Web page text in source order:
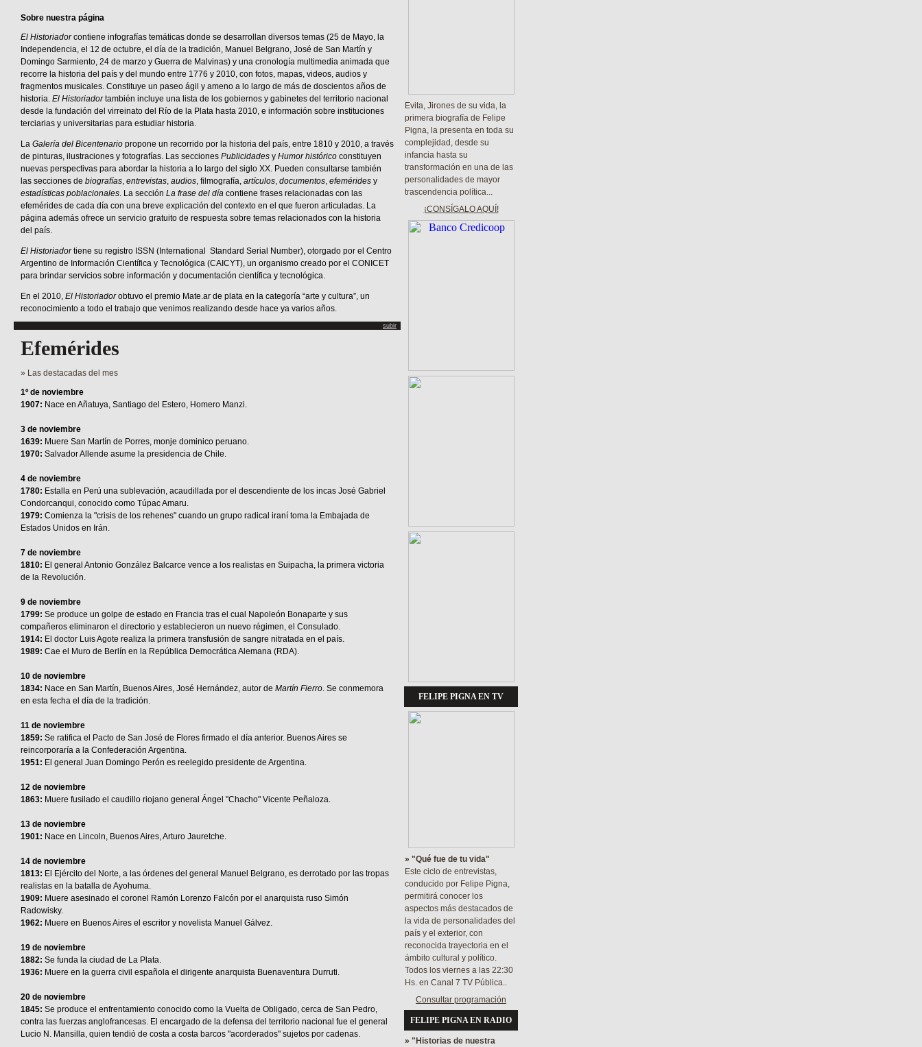
Sobre nuestra página
El Historiadorcontiene infografías temáticas donde se desarrollan diversos temas (25 de Mayo, la
Independencia, el 12 de octubre, el día de la tradición, Manuel Belgrano, José de San Martín y
Domingo Sarmiento, 24 de marzo y Guerra de Malvinas) y una cronología multimedia animada que
recorre la historia del país y del mundo entre 1776 y 2010, con fotos, mapas, videos, audios y
fragmentos musicales. Constituye un paseo ágil y ameno a lo largo de más de doscientos años de
historia. El Historiadortambién incluye una lista de los gobiernos y gabinetes del territorio nacional
desde la fundación del virreinato del Río de la Plata hasta 2010, e información sobre instituciones
terciarias y universitarias para estudiar historia.
La Galería del Bicentenario propone un recorrido por la historia del país, entre 1810 y 2010, a través
de pinturas, ilustraciones y fotografías. Las secciones Publicidades y Humor histórico constituyen
nuevas perspectivas para abordar la historia a lo largo del siglo XX. Pueden consultarse también
las secciones de biografías, entrevistas, audios, filmografía, artículos, documentos, efemérides y
estadísticas poblacionales. La sección La frase del día contiene frases relacionadas con las
efemérides de cada día con una breve explicación del contexto en el que fueron articuladas. La
página además ofrece un servicio gratuito de respuesta sobre temas relacionados con la historia
del país.
El Historiadortiene su registro ISSN (International Standard Serial Number), otorgado por el Centro
Argentino de Información Científica y Tecnológica (CAICYT), un organismo creado por el CONICET
para brindar servicios sobre información y documentación científica y tecnológica.
En el 2010, El Historiadorobtuvo el premio Mate.ar de plata en la categoría “arte y cultura”, un
reconocimiento a todo el trabajo que venimos realizando desde hace ya varios años.
Evita, Jirones de su vida, la
primera biografía de Felipe
Pigna, la presenta en toda su
complejidad, desde su
infancia hasta su
transformación en una de las
personalidades de mayor
trascendencia política...
¡CONSÍGALO AQUÍ!
FELIPE PIGNA EN TV
» "Qué fue de tu vida"
Este ciclo de entrevistas,
conducido por Felipe Pigna,
permitirá conocer los
aspectos más destacados de
la vida de personalidades del
país y el exterior, con
reconocida trayectoria en el
ámbito cultural y político.
Todos los viernes a las 22:30
Hs. en Canal 7 TV Pública..
Consultar programación
FELIPE PIGNA EN RADIO
» "Historias de nuestra
subir
Efemérides
» Las destacadas del mes
1º de noviembre
1907: Nace en Añatuya, Santiago del Estero, Homero Manzi.
3 de noviembre
1639: Muere San Martín de Porres, monje dominico peruano.
1970: Salvador Allende asume la presidencia de Chile.
4 de noviembre
1780: Estalla en Perú una sublevación, acaudillada por el descendiente de los incas José Gabriel
Condorcanqui, conocido como Túpac Amaru.
1979: Comienza la "crisis de los rehenes" cuando un grupo radical iraní toma la Embajada de
Estados Unidos en Irán.
7 de noviembre
1810: El general Antonio González Balcarce vence a los realistas en Suipacha, la primera victoria
de la Revolución.
9 de noviembre
1799: Se produce un golpe de estado en Francia tras el cual Napoleón Bonaparte y sus
compañeros eliminaron el directorio y establecieron un nuevo régimen, el Consulado.
1914: El doctor Luis Agote realiza la primera transfusión de sangre nitratada en el país.
1989: Cae el Muro de Berlín en la República Democrática Alemana (RDA).
10 de noviembre
1834: Nace en San Martín, Buenos Aires, José Hernández, autor de Martín Fierro. Se conmemora
en esta fecha el día de la tradición.
11 de noviembre
1859: Se ratifica el Pacto de San José de Flores firmado el día anterior. Buenos Aires se
reincorporaría a la Confederación Argentina.
1951: El general Juan Domingo Perón es reelegido presidente de Argentina.
12 de noviembre
1863: Muere fusilado el caudillo riojano general Ángel "Chacho" Vicente Peñaloza.
13 de noviembre
1901: Nace en Lincoln, Buenos Aires, Arturo Jauretche.
14 de noviembre
1813: El Ejército del Norte, a las órdenes del general Manuel Belgrano, es derrotado por las tropas
realistas en la batalla de Ayohuma.
1909: Muere asesinado el coronel Ramón Lorenzo Falcón por el anarquista ruso Simón
Radowisky.
1962: Muere en Buenos Aires el escritor y novelista Manuel Gálvez.
19 de noviembre
1882: Se funda la ciudad de La Plata.
1936: Muere en la guerra civil española el dirigente anarquista Buenaventura Durruti.
20 de noviembre
1845: Se produce el enfrentamiento conocido como la Vuelta de Obligado, cerca de San Pedro,
contra las fuerzas anglofrancesas. El encargado de la defensa del territorio nacional fue el general
Lucio N. Mansilla, quien tendió de costa a costa barcos "acorderados" sujetos por cadenas.